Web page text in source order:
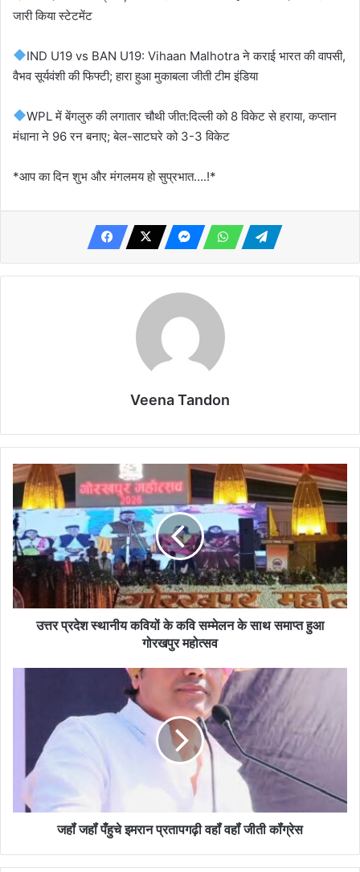
जारी किया स्टेटमेंट
IND U19 vs BAN U19: Vihaan Malhotra ने कराई भारत की वापसी,
वैभव सूर्यवंशी की फिफ्टी; हारा हुआ मुकाबला जीती टीम इंडिया
WPL में बेंगलुरु की लगातार चौथी जीत:दिल्ली को 8 विकेट से हराया, कप्तान
मंधाना ने 96 रन बनाए; बेल-साटघरे को 3-3 विकेट
*आप का दिन शुभ और मंगलमय हो सुप्रभात….!*
Veena Tandon
उत्तर
प्रदेश
स्थानीय
कवियों
के
कवि
सम्मेलन
के
साथ
उत्तर प्रदेश स्थानीय कवियों के कवि सम्मेलन के साथ समाप्त हुआ
गोरखपुर महोत्सव
प्रतापगढ़ी
कॉंग्रेस
जहॉं जहॉं पँहुचे इमरान प्रतापगढ़ी वहॉं वहॉं जीती कॉंग्रेस